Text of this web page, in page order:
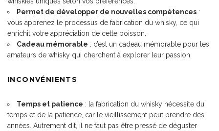
Permet de développer de nouvelles compétences :
vous apprenez le processus de fabrication du whisky, ce qui
enrichit votre appréciation de cette boisson.
Cadeau mémorable : c’est un cadeau mémorable pour les
amateurs de whisky qui cherchent à explorer leur passion.
INCONVÉNIENTS
Temps et patience : la fabrication du whisky nécessite du
temps et de la patience, car le vieillissement peut prendre des
années. Autrement dit, il ne faut pas être pressé de déguster